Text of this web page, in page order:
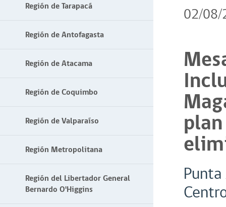
Región de Tarapacá
Región de Antofagasta
Región de Atacama
Región de Coquimbo
Región de Valparaíso
Región Metropolitana
Región del Libertador General
Bernardo O'Higgins
02/